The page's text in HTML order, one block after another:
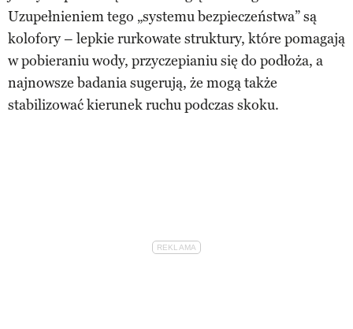
Uzupełnieniem tego „systemu bezpieczeństwa” są
kolofory – lepkie rurkowate struktury, które pomagają
w pobieraniu wody, przyczepianiu się do podłoża, a
najnowsze badania sugerują, że mogą także
stabilizować kierunek ruchu podczas skoku.